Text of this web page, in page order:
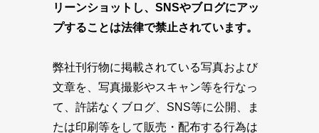
リーンショットし、SNSやブログにアッ
プすることは法律で禁止されています。
弊社刊行物に掲載されている写真および
文章を、写真撮影やスキャン等を行なっ
て、許諾なくブログ、SNS等に公開、ま
たは印刷等をして販売・配布する行為は